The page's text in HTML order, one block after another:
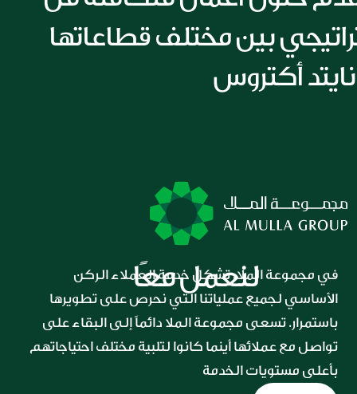
لنعمل معًا
بأعلى مستويات الخدمة